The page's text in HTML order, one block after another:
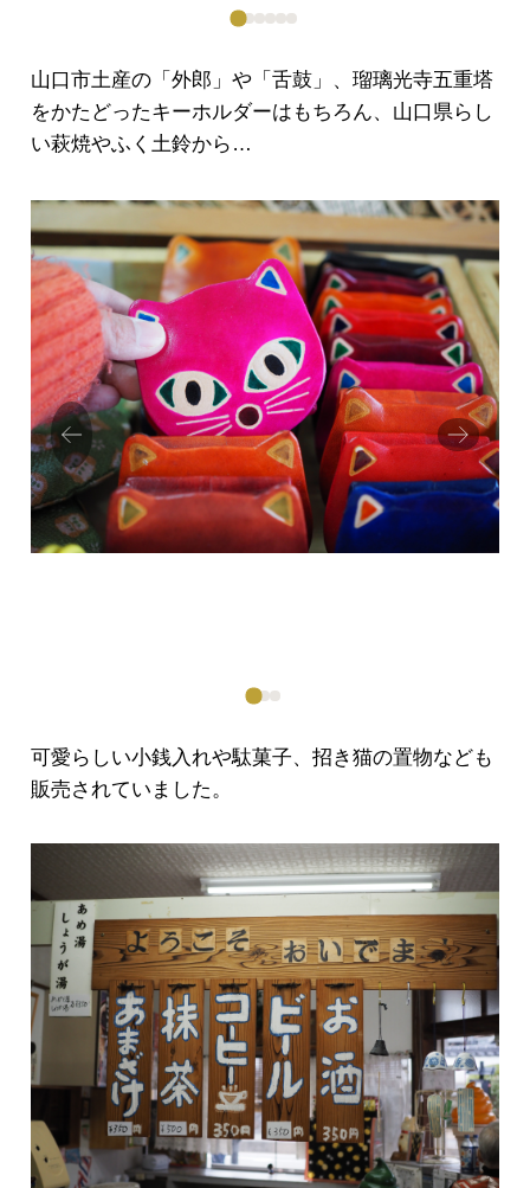
山口市土産の「外郎」や「舌鼓」、瑠璃光寺五重塔
をかたどったキーホルダーはもちろん、山口県らし
い萩焼やふく土鈴から…
Prev
ious
Next
可愛らしい小銭入れや駄菓子、招き猫の置物なども
販売されていました。